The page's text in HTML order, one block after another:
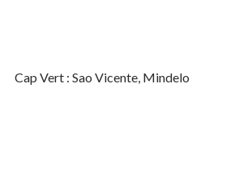
Cap Vert : Sao Vicente, Mindelo